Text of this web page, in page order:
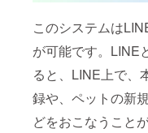
このシステムは
が可能です。LINE
ると、LINE上で、
録や、ペットの新
どをおこなうこと